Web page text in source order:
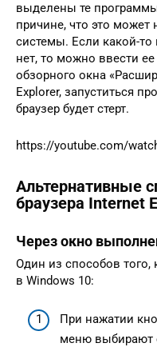
выделены те
причине, что это может
системы. Если какой-
нет, то можно ввести
обзорного окна
Explorer, запуститься
браузер будет стерт.
https://youtube.com/
Альтернативные
браузера Internet
Через окно
Один из способов того,
в Windows 10:
При нажатии
меню выбирают